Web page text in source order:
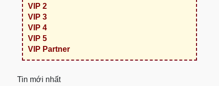
VIP 2
VIP 3
VIP 4
VIP 5
VIP Partner
Tin mới nhất